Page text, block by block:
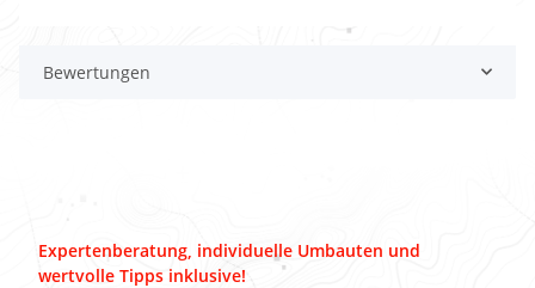
Bewertungen
Expertenberatung, individuelle Umbauten und
wertvolle Tipps inklusive!